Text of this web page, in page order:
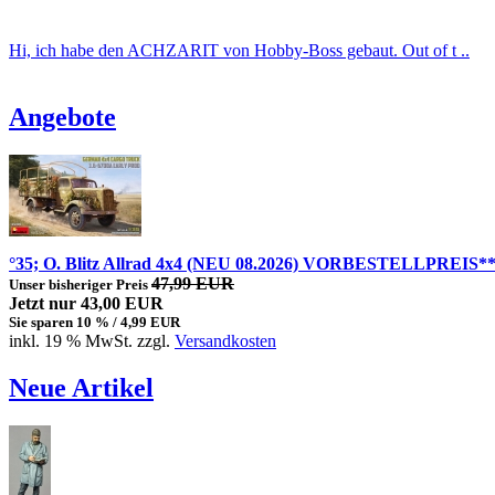
Hi, ich habe den ACHZARIT von Hobby-Boss gebaut. Out of t ..
Angebote
°35; O. Blitz Allrad 4x4 (NEU 08.2026) VORBESTELLPREIS**
Unser bisheriger Preis 47,99 EUR
Jetzt nur 43,00 EUR
Sie sparen 10 % / 4,99 EUR
inkl. 19 % MwSt. zzgl. Versandkosten
Neue Artikel